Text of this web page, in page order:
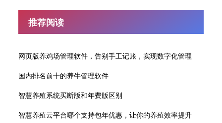
推荐阅读
网页版养鸡场管理软件，告别手工记账，实现数字化管理
国内排名前十的养牛管理软件
智慧养殖系统买断版和年费版区别
智慧养殖云平台哪个支持包年优惠，让你的养殖效率提升